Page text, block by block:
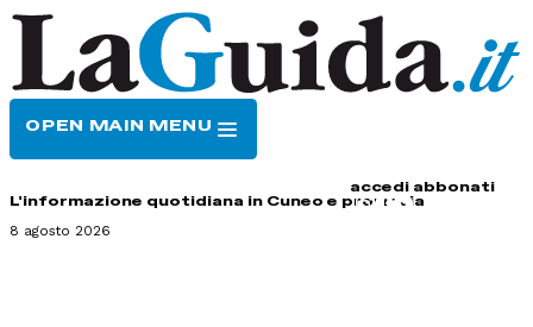
OPEN MAIN MENU
accedi abbonati
L'informazione quotidiana in Cuneo e provincia
8 agosto 2026